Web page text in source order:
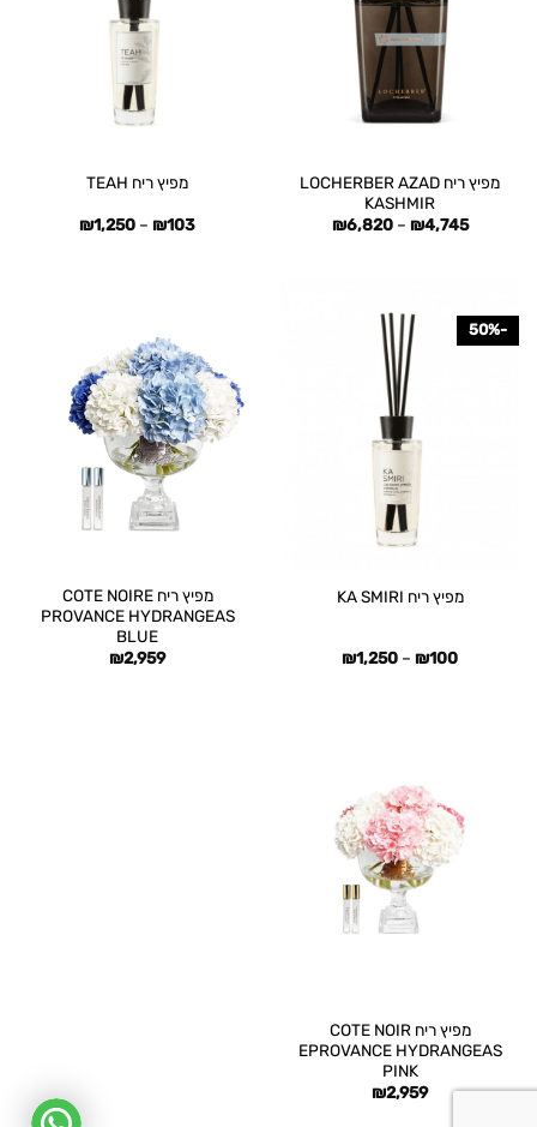
מפיץ ריח LOCHERBER AZAD
KASHMIR
₪4,745
–
₪6,820
מפיץ ריח TEAH
₪103
–
₪1,250
-50%
מפיץ ריח KA SMIRI
₪100
–
₪1,250
מפיץ ריח COTE NOIRE
PROVANCE HYDRANGEAS
BLUE
₪2,959
מפיץ ריח COTE NOIR
EPROVANCE HYDRANGEAS
PINK
₪2,959